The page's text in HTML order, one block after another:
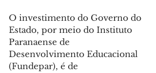
O investimento do Governo do
Estado, por meio do Instituto
Paranaense de
Desenvolvimento Educacional
(Fundepar), é de